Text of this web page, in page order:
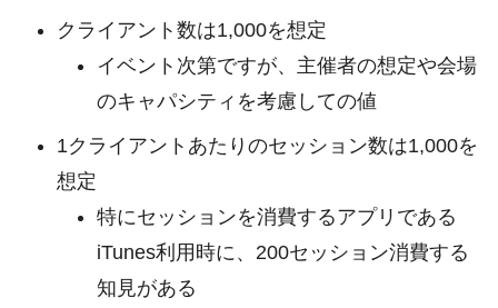
クライアント数は1,000を想定
イベント次第ですが、主催者の想定や会場
のキャパシティを考慮しての値
1クライアントあたりのセッション数は1,000を
想定
特にセッションを消費するアプリである
iTunes利用時に、200セッション消費する
知見がある